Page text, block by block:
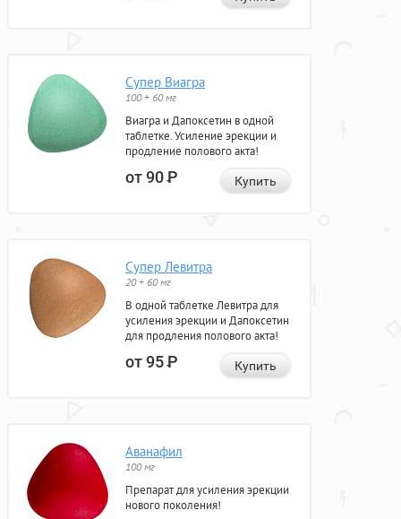
Супер Виагра
100 + 60 мг
Виагра и Дапоксетин в одной
таблетке. Усиление эрекции и
продление полового акта!
от 90Р Купить
Супер Левитра
20 + 60 мг
В одной таблетке Левитра для
усиления эрекции и Дапоксетин
для продления полового акта!
от 95Р Купить
Аванафил
100 мг
Препарат для усиления эрекции
нового поколения!